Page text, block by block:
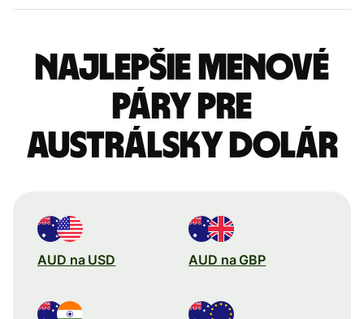
Najlepšie menové
páry pre
Austrálsky dolár
AUD na USD AUD na GBP